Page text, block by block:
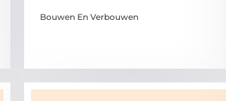
Bouwen En Verbouwen